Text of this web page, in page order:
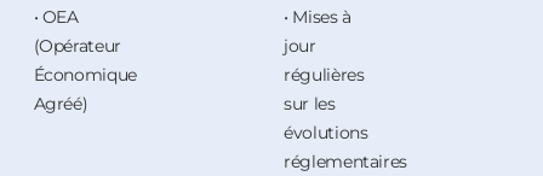
• OEA
(Opérateur
Économique
Agréé)
• Mises à
jour
régulières
sur les
évolutions
réglementaires